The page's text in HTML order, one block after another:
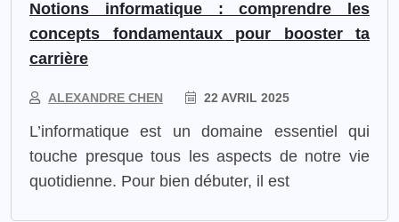
Notions informatique : comprendre les
concepts fondamentaux pour booster ta
carrière
ALEXANDRE CHEN 22 AVRIL 2025
L’informatique est un domaine essentiel qui
touche presque tous les aspects de notre vie
quotidienne. Pour bien débuter, il est